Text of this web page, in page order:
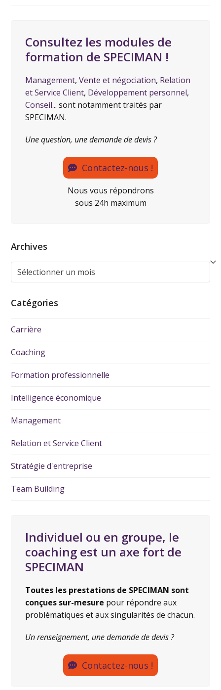
Consultez les modules de
formation de SPECIMAN !
Management,Vente et négociation, Relation
et Service Client, Développement personnel,
Conseil... sont notamment traités par
SPECIMAN.
Une question, une demande de devis ?
Contactez-nous !
Nous vous répondrons
sous 24h maximum
Archives
Catégories
Carrière
Coaching
Formation professionnelle
Intelligence économique
Management
Relation et Service Client
Stratégie d'entreprise
Team Building
Individuel ou en groupe, le
coaching est un axe fort de
SPECIMAN
Toutes les prestations de SPECIMAN sont
conçues sur-mesure pour répondre aux
problématiques et aux singularités de chacun.
Un renseignement, une demande de devis ?
Contactez-nous !